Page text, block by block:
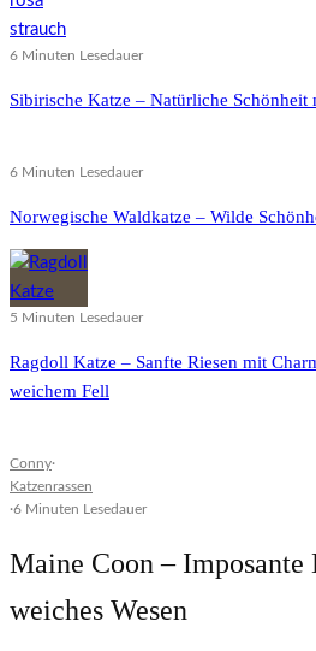
6 Minuten Lesedauer
Sibirische Katze – Natürliche
6 Minuten Lesedauer
Norwegische Waldkatze – Wilde
5 Minuten Lesedauer
Ragdoll Katze – Sanfte Riesen mit
weichem Fell
Conny·
Katzenrassen
·6 Minuten Lesedauer
Maine Coon – Imposante
weiches Wesen